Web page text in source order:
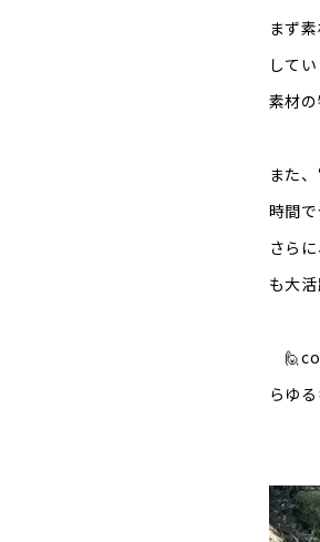
まず素
して
素材
また、
時間
さら
も大
らゆ